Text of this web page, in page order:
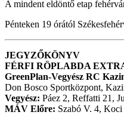
A mindent eldöntő etap
Pénteken 19 órától
JEGYZŐKÖNYV
FÉRFI RÖPLABDA
GreenPlan-Vegyész RC
Don Bosco Sportközpont,
Vegyész: Páez 2, Reffatti 21,
MÁV Előre: Szabó V. 4,